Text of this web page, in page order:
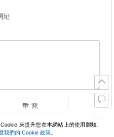
址
來提升您在本網站上的使用體驗、
我們的 Cookie 政策。